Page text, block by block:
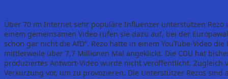
Über 70 im Internet sehr populäre Influenzer unterstützen
einem gemeinsamen Video rufen sie dazu auf, bei der
schon gar nicht die AfD“. Rezo hatte in einem YouTube-Video
mittlerweile über 7,7 Millionen Mal angeklickt. Die CDU hat
produziertes Antwort-Video wurde nicht veröffentlicht. Zugleich
Verkürzung vor, um zu provozieren. Die Unterstützer Rezos